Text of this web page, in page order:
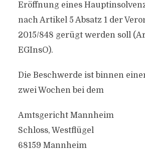
Eröffnung eines
nach Artikel 5 Absatz 1 der
2015/848 gerügt werden soll
EGInsO).
Die Beschwerde ist binnen
zwei Wochen bei dem
Amtsgericht Mannheim
Schloss, Westflügel
68159 Mannheim